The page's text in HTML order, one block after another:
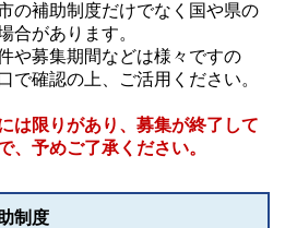
の補助制度だけでなく国や県の
合があります。
や募集期間などは様々ですの
で確認の上、ご活用ください。
は限りがあり、募集が終了して
、予めご了承ください。
制度